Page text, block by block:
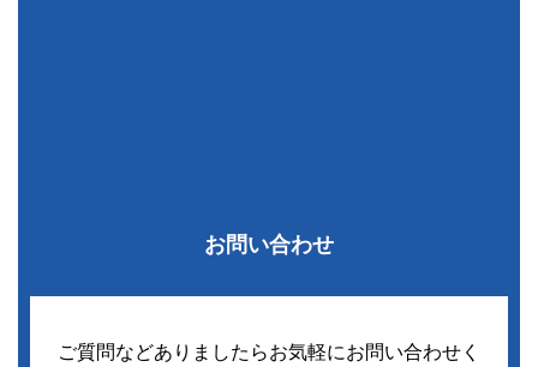
お問い合わせ
ご質問などありましたらお気軽にお問い合わせく